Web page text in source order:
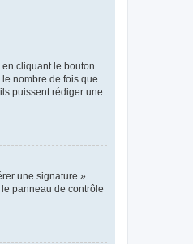
cliquant le bouton
nombre de fois que
puissent rédiger une
une signature »
panneau de contrôle